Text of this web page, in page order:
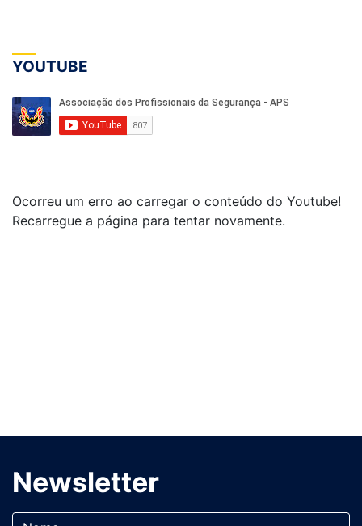
YOUTUBE
Ocorreu um erro ao carregar o conteúdo do Youtube!
Recarregue a página para tentar novamente.
Newsletter